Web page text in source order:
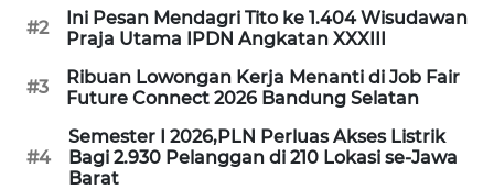
#2
Ini Pesan Mendagri Tito ke 1.404 Wisudawan
Praja Utama IPDN Angkatan XXXIII
#3
Ribuan Lowongan Kerja Menanti di Job Fair
Future Connect 2026 Bandung Selatan
#4
Semester I 2026,PLN Perluas Akses Listrik
Bagi 2.930 Pelanggan di 210 Lokasi se-Jawa
Barat
JURNAL
MARITIM
HUMBANG
GARONGGANG